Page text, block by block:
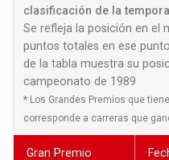
clasificación de la
Se refleja la posición en el
puntos totales en ese
de la tabla muestra su
campeonato de 1989
* Los Grandes Premios que
corresponde a carreras que
Gran Premio